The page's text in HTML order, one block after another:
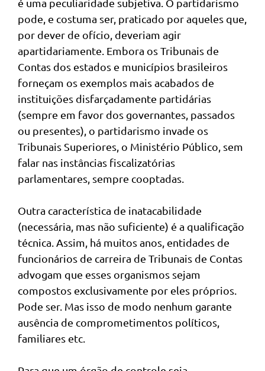
é uma peculiaridade subjetiva. O partidarismo
pode, e costuma ser, praticado por aqueles que,
por dever de ofício, deveriam agir
apartidariamente. Embora os Tribunais de
Contas dos estados e municípios brasileiros
forneçam os exemplos mais acabados de
instituições disfarçadamente partidárias
(sempre em favor dos governantes, passados
ou presentes), o partidarismo invade os
Tribunais Superiores, o Ministério Público, sem
falar nas instâncias fiscalizatórias
parlamentares, sempre cooptadas.
Outra característica de inatacabilidade
(necessária, mas não suficiente) é a qualificação
técnica. Assim, há muitos anos, entidades de
funcionários de carreira de Tribunais de Contas
advogam que esses organismos sejam
compostos exclusivamente por eles próprios.
Pode ser. Mas isso de modo nenhum garante
ausência de comprometimentos políticos,
familiares etc.